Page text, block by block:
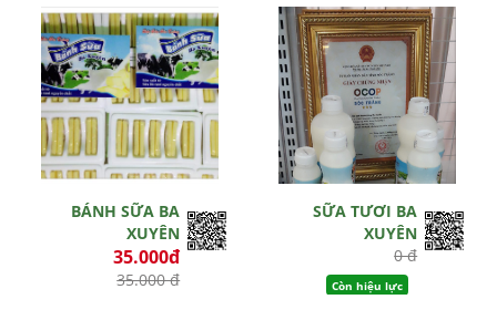
BÁNH SỮA BA
XUYÊN
35.000đ
35.000 đ
SỮA TƯƠI BA
XUYÊN
0 đ
Còn hiệu lực